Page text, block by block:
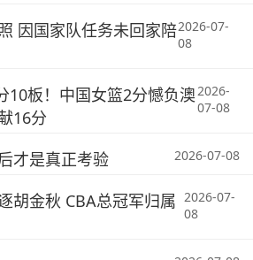
因国家队任务未回家陪2026-07-
08
10板！中国女篮2分憾负澳
16分
2026-
07-08
才是真正考验 2026-07-08
胡金秋 CBA总冠军归属 2026-07-
08